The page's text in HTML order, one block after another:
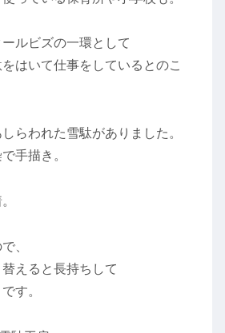
ルビズの一環として
はいて仕事をしているとのこ
らわれた雪駄がありました。
手描き。
、
えると長持ちして
す。